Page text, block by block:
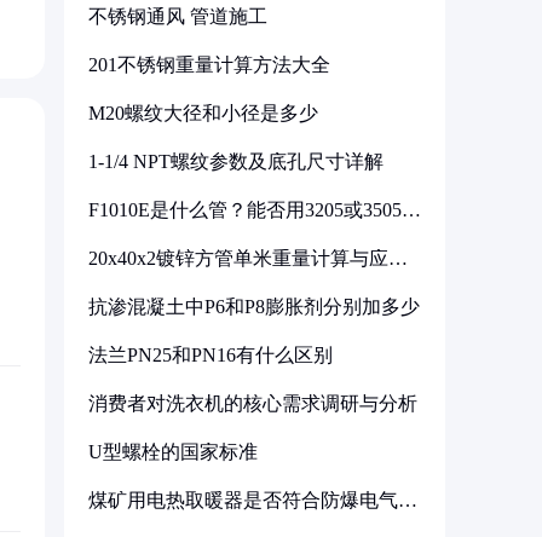
不锈钢通风 管道施工
201不锈钢重量计算方法大全
M20螺纹大径和小径是多少
1-1/4 NPT螺纹参数及底孔尺寸详解
F1010E是什么管？能否用3205或3505代
20x40x2镀锌方管单米重量计算与应用
抗渗混凝土中P6和P8膨胀剂分别加多少
法兰PN25和PN16有什么区别
消费者对洗衣机的核心需求调研与分析
U型螺栓的国家标准
煤矿用电热取暖器是否符合防爆电气设